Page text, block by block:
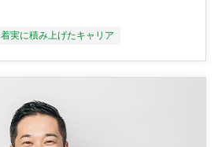
着実に積み上げたキャリア